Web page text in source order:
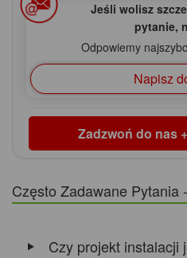
Jeśli wolisz
pytanie,
Odpowiemy
Napisz
Zadzwoń do nas
Często Zadawane Pytania
Czy projekt instalacji